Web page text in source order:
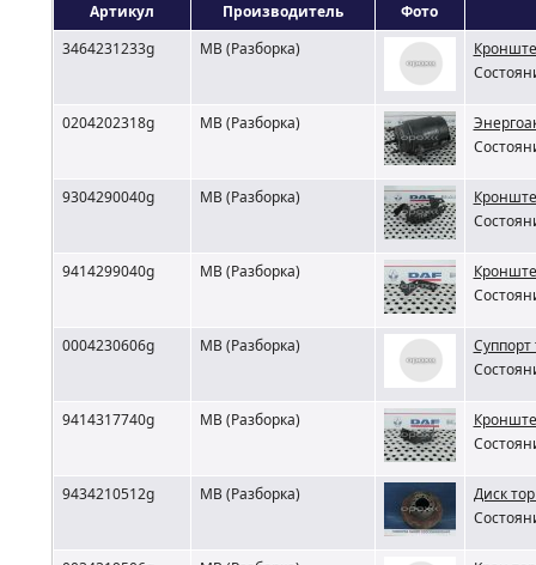
Артикул Производитель
Фото
3464231233g
MB (Разборка)
0204202318g MB (Разборка)
9304290040g MB (Разборка)
9414299040g MB (Разборка)
0004230606g MB (Разборка)
9414317740g MB (Разборка)
9434210512g MB (Разборка)
Диск